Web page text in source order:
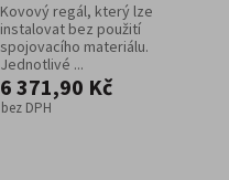
Kovový regál, který lze
instalovat bez použití
spojovacího materiálu.
Jednotlivé ...
6 371,90 Kč
bez DPH